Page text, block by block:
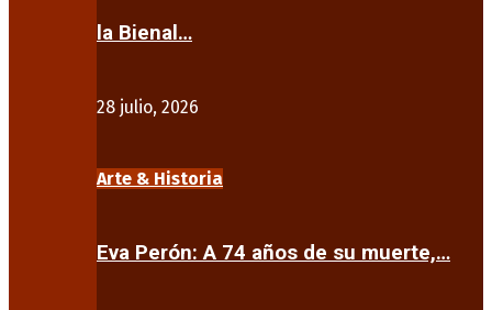
la Bienal…
28 julio, 2026
Arte & Historia
Eva Perón: A 74 años de su muerte,…